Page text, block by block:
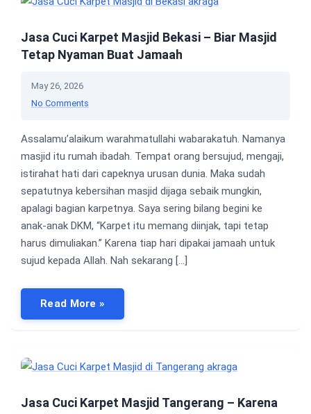
Jasa Cuci Karpet Masjid Bekasi – Biar Masjid
Tetap Nyaman Buat Jamaah
May 26, 2026
No Comments
Assalamu’alaikum warahmatullahi wabarakatuh. Namanya
masjid itu rumah ibadah. Tempat orang bersujud, mengaji,
istirahat hati dari capeknya urusan dunia. Maka sudah
sepatutnya kebersihan masjid dijaga sebaik mungkin,
apalagi bagian karpetnya. Saya sering bilang begini ke
anak-anak DKM, “Karpet itu memang diinjak, tapi tetap
harus dimuliakan.” Karena tiap hari dipakai jamaah untuk
sujud kepada Allah. Nah sekarang […]
Read More »
Jasa Cuci Karpet Masjid Tangerang – Karena